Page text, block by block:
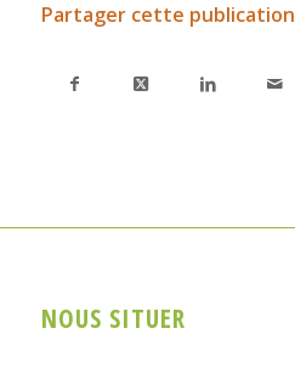
Partager cette publication
NOUS SITUER